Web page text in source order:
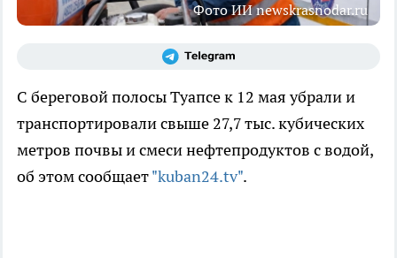
Фото ИИ newskrasnodar.ru
С береговой полосы Туапсе к 12 мая убрали и
транспортировали свыше 27,7 тыс. кубических
метров почвы и смеси нефтепродуктов с водой,
об этом сообщает"kuban24.tv".